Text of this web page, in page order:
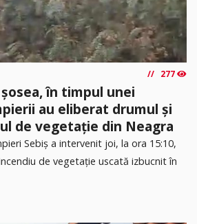
277
în timpul unei
au eliberat drumul și
de vegetație din Neagra
Sebiș a intervenit joi, la ora 15:10,
de vegetație uscată izbucnit în